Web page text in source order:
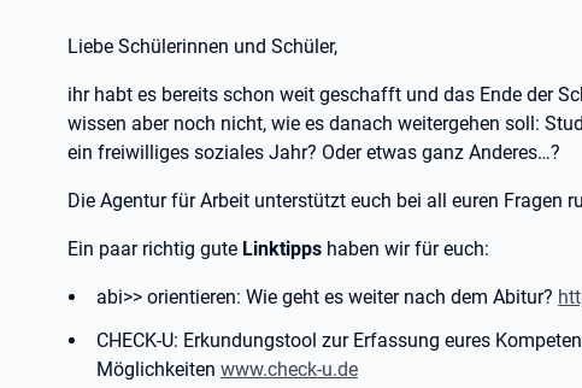
Liebe Schülerinnen und Schüler,
ihr habt es bereits schon weit geschafft und das Ende der
wissen aber noch nicht, wie es danach weitergehen soll:
ein freiwilliges soziales Jahr? Oder etwas ganz Anderes…?
Die Agentur für Arbeit unterstützt euch bei all euren Fragen
Ein paar richtig gute Linktipps haben wir für euch:
abi>> orientieren: Wie geht es weiter nach dem Abitur?
CHECK-U: Erkundungstool zur Erfassung eures
Möglichkeiten www.check-u.de